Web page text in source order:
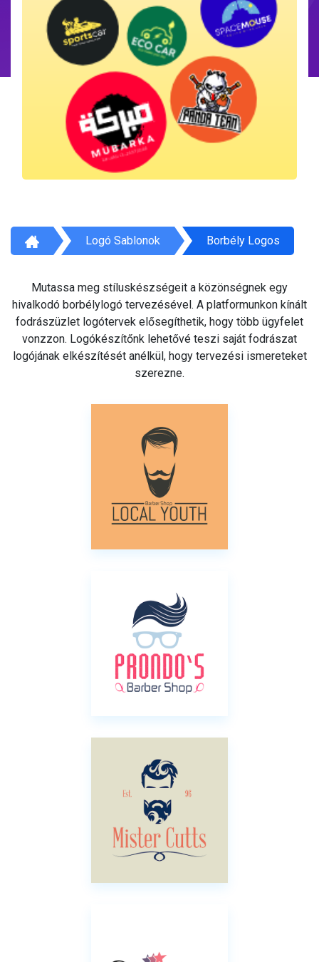
Logó Sablonok Borbély Logos
Mutassa meg stíluskészségeit a közönségnek egy
hivalkodó borbélylogó tervezésével. A platformunkon kínált
fodrászüzlet logótervek elősegíthetik, hogy több ügyfelet
vonzzon. Logókészítőnk lehetővé teszi saját fodrászat
logójának elkészítését anélkül, hogy tervezési ismereteket
szerezne.